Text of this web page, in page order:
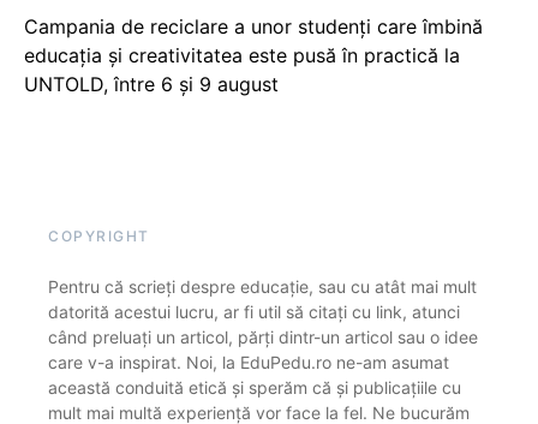
Campania de reciclare a unor studenți care îmbină
educația și creativitatea este pusă în practică la
UNTOLD, între 6 și 9 august
COPYRIGHT
Pentru că scrieți despre educație, sau cu atât mai mult
datorită acestui lucru, ar fi util să citați cu link, atunci
când preluați un articol, părți dintr-un articol sau o idee
care v-a inspirat. Noi, la EduPedu.ro ne-am asumat
această conduită etică și sperăm că și publicațiile cu
mult mai multă experiență vor face la fel. Ne bucurăm